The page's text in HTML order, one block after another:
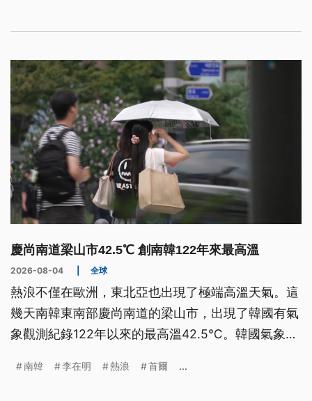
（2026）年以來盟國提供的反彈道飛彈，只有去年
慶尚南道梁山市42.5℃ 創南韓122年來最高溫
2026-08-04 全球
熱浪不僅在歐洲，東北亞也出現了極端高溫天氣。這
幾天南韓東南部慶尚南道的梁山市，出現了韓國有氣
象觀測紀錄122年以來的最高溫42.5℃。韓國氣象廳
級別的嚴重高溫警報。總統李在明也在國務會議上證
南韓 李在明 熱浪 首爾 ...